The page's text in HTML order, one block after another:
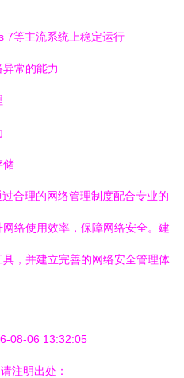
7等主流系统上稳定运行
常的能力
储
合理的网络管理制度配合专业的
络使用效率，保障网络安全。建
，并建立完善的网络安全管理体
08-06 13:32:05
注明出处：